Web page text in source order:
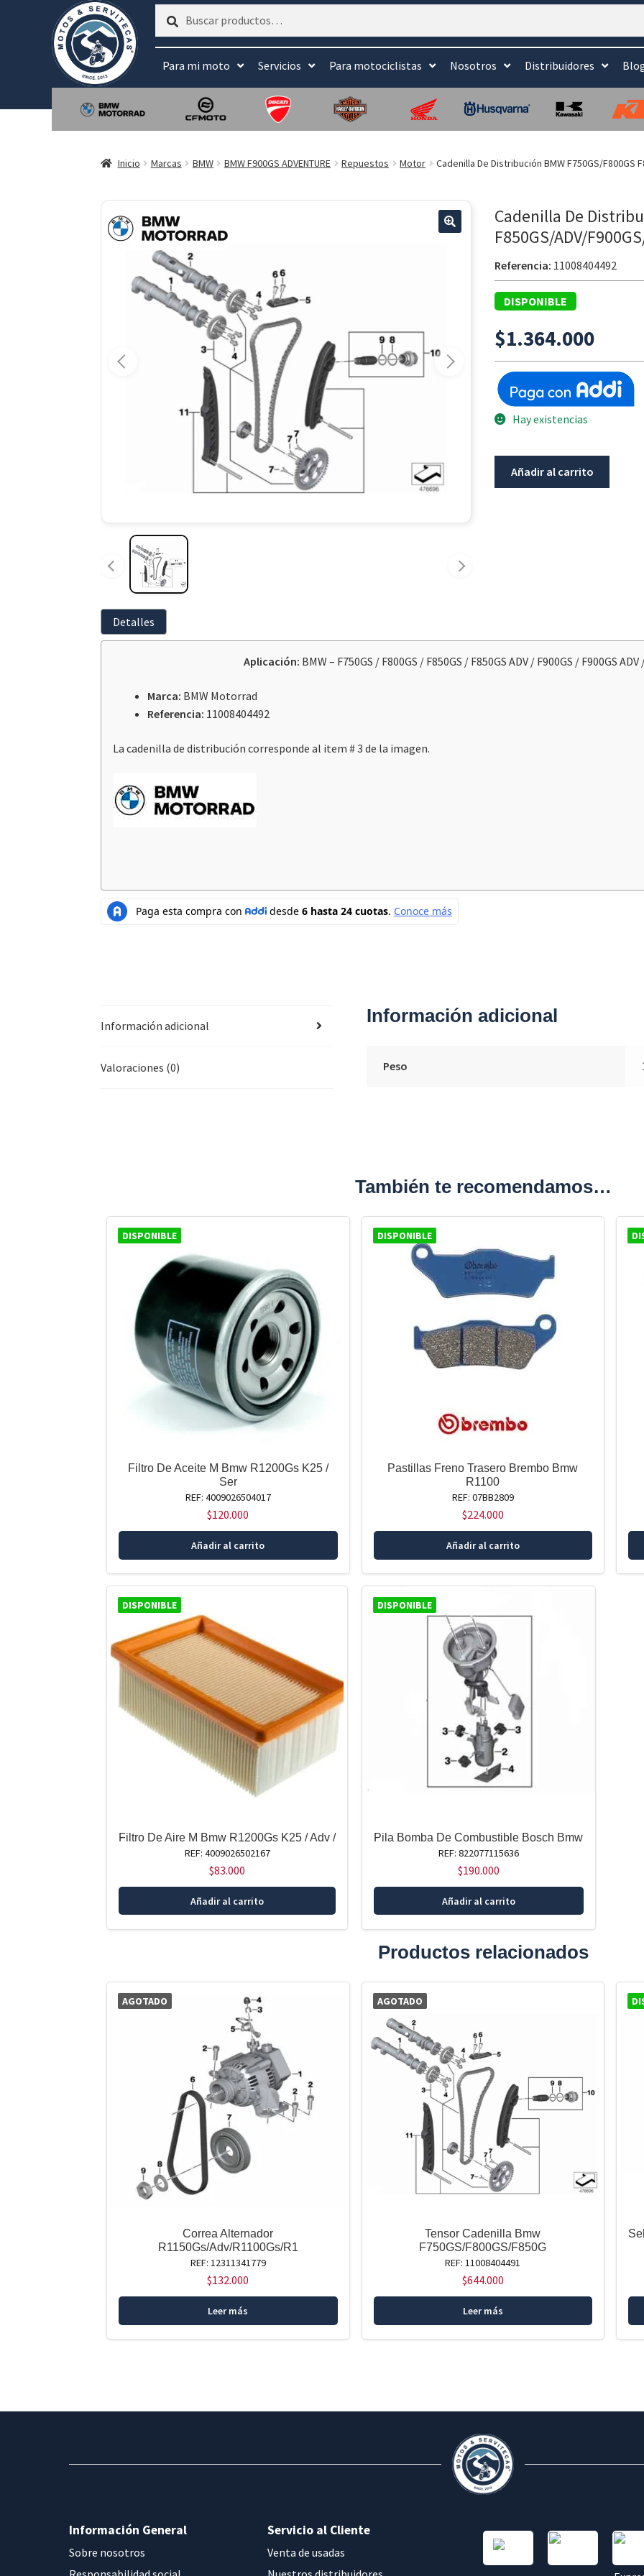
Buscar
Buscar
Para mi moto Servicios Para motociclistas Nosotros Distribuidores
Inicio Marcas BMW BMW F900GS ADVENTURE Repuestos Motor Cadenilla De Distribución BMW F750GS/F800GS
Cadenilla De
F850GS/ADV/
Referencia: 11008404492
DISPONIBLE
$1.364.000
Hay existencias
Añadir al carrito
Detalles
Aplicación: BMW – F750GS / F800GS / F850GS / F850GS ADV / F900GS / F900GS
Marca: BMW Motorrad
Referencia: 11008404492
La cadenilla de distribución corresponde al item # 3 de la imagen.
Información adicional
Valoraciones (0)
Información adicional
Peso
También te recomendamos…
DISPONIBLE
Filtro De Aceite M Bmw R1200Gs K25 /
Ser
REF: 4009026504017
$120.000
Añadir al carrito
DISPONIBLE
Pastillas Freno Trasero Brembo Bmw
R1100
REF: 07BB2809
$224.000
Añadir al carrito
DISPONIBLE
Filtro De Aire M Bmw R1200Gs K25 / Adv /
REF: 4009026502167
$83.000
Añadir al carrito
DISPONIBLE
Pila Bomba De Combustible Bosch Bmw
REF: 822077115636
$190.000
Añadir al carrito
Productos relacionados
AGOTADO
Correa Alternador
R1150Gs/Adv/R1100Gs/R1
REF: 12311341779
$132.000
Leer más
AGOTADO
Tensor Cadenilla Bmw
F750GS/F800GS/F850G
REF: 11008404491
$644.000
Leer más
Información General
Sobre nosotros
Servicio al Cliente
Venta de usadas